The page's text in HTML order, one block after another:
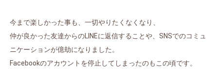
今まで楽しかった事も、一切やりたくなくなり、
仲が良かった友達からのLINEに返信することや、SNSでのコミュ
ニケーションが億劫になりました。
Facebookのアカウントを停止してしまったのもこの頃です。